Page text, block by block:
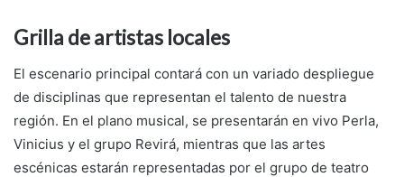
Grilla de artistas locales
El escenario principal contará con un variado despliegue
de disciplinas que representan el talento de nuestra
región. En el plano musical, se presentarán en vivo Perla,
Vinicius y el grupo Revirá, mientras que las artes
escénicas estarán representadas por el grupo de teatro